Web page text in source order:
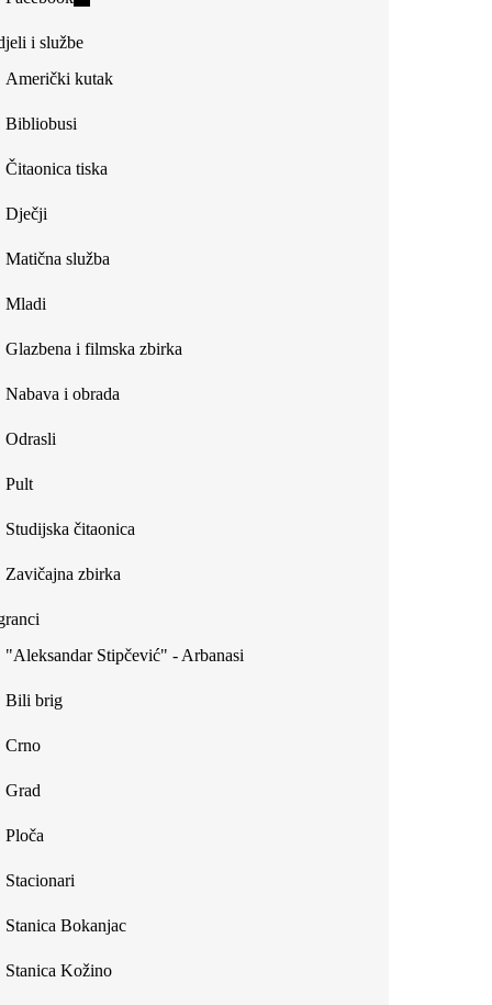
external)
external)
i službe
Američki kutak
Bibliobusi
Čitaonica tiska
Dječji
Matična služba
Mladi
Glazbena i filmska zbirka
Nabava i obrada
Odrasli
Pult
Studijska čitaonica
Zavičajna zbirka
"Aleksandar Stipčević" - Arbanasi
Bili brig
Crno
Grad
Ploča
Stacionari
Stanica Bokanjac
Stanica Kožino